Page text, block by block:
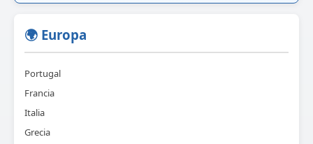
🌍 Europa
Portugal
Francia
Italia
Grecia